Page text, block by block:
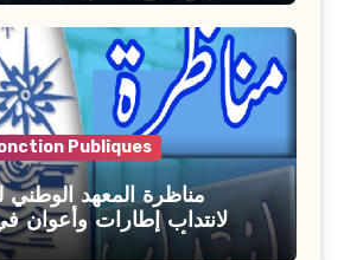
Publiques
مناظرة المعهد
لانتداب إطارات وأعوان
مختلفة : أخر اجل للترشح 27 جويلية 2026